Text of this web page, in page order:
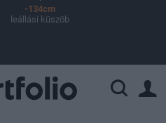
-134cm
leállási küszöb